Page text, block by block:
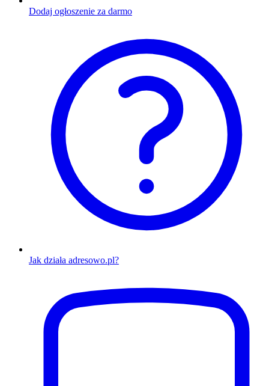
Dodaj ogłoszenie za darmo
Jak działa adresowo.pl?